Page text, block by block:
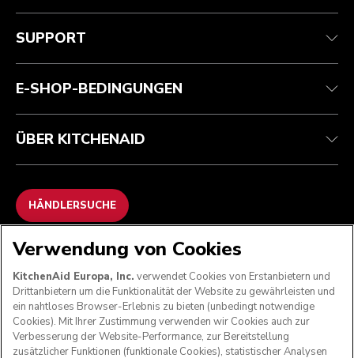
Kundenservice
Garantie und Dokumente
Kontaktieren Sie uns.
Teilnahmebedingungen
Rückgaben und Erstattungen
Impressum
ODR
Die Marke
Händlersuche
SUPPORT
E-SHOP-BEDINGUNGEN
ÜBER KITCHENAID
HÄNDLERSUCHE
WIR AKZEPTIEREN
FOLGEN SIE UNS
Verwendung von Cookies
KitchenAid Europa, Inc. verwendet Cookies von Erstanbietern und
Drittanbietern um die Funktionalität der Website zu gewährleisten und
ein nahtloses Browser-Erlebnis zu bieten (unbedingt notwendige
Cookies). Mit Ihrer Zustimmung verwenden wir Cookies auch zur
Verbesserung der Website-Performance, zur Bereitstellung
zusätzlicher Funktionen (funktionale Cookies), statistischer Analysen